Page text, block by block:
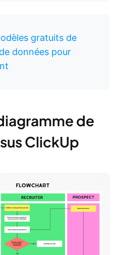
gratuits de
données pour
de
ClickUp